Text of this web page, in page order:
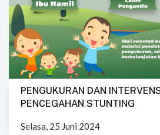
PENGUKURAN DAN
PENCEGAHAN STUNTING
Selasa, 25 Juni 2024